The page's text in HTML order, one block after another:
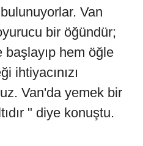
Van
bir öğündür;
başlayıp hem öğle
ihtiyacınızı
Van'da yemek bir
" diye konuştu.